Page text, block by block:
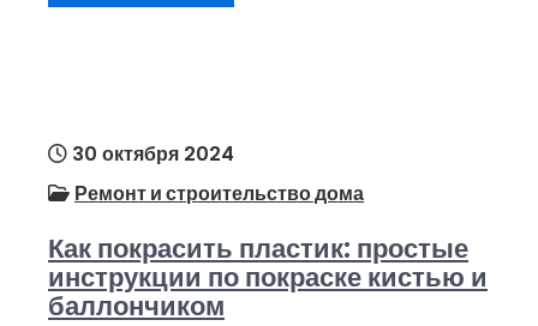
30 октября 2024
Ремонт и строительство дома
Как покрасить пластик: простые
инструкции по покраске кистью и
баллончиком